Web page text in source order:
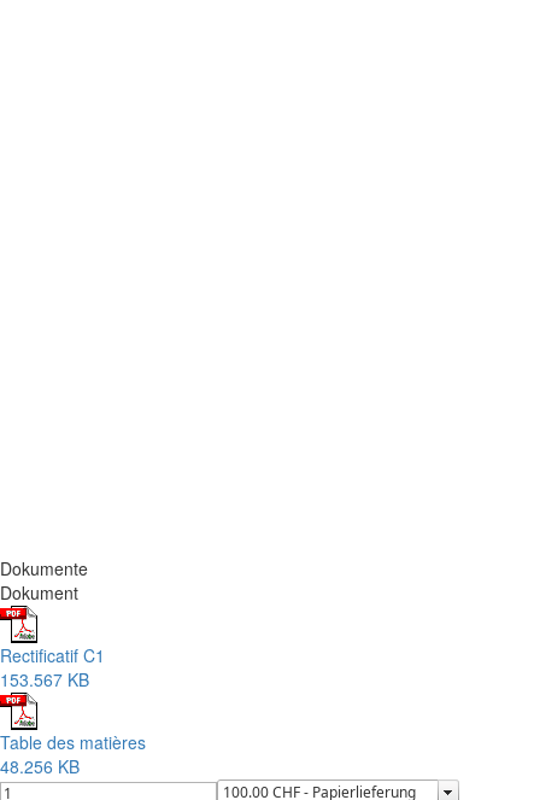
Dokumente
Dokument
Rectificatif C1
153.567 KB
Table des matières
48.256 KB